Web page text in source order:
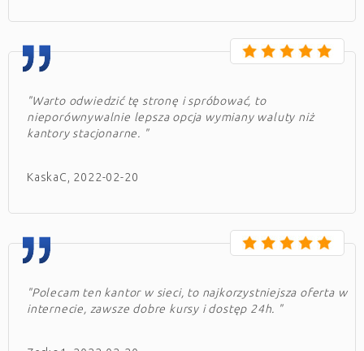
"Warto odwiedzić tę stronę i spróbować, to
nieporównywalnie lepsza opcja wymiany waluty niż
kantory stacjonarne. "
KaskaC, 2022-02-20
"Polecam ten kantor w sieci, to najkorzystniejsza oferta w
internecie, zawsze dobre kursy i dostęp 24h. "